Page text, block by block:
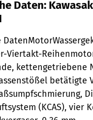
Daten:
Viertakt-
kettengetriebene
betätigte
(KCAS), vier